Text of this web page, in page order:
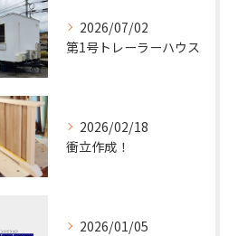
2026/07/02
第1号トレーラーハウス
2026/02/18
衝立作成！
2026/01/05